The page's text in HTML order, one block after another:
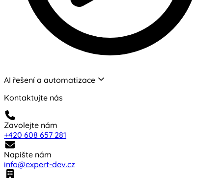
AI řešení a automatizace
Kontaktujte nás
Zavolejte nám
+420 608 657 281
Napište nám
info@expert-dev.cz